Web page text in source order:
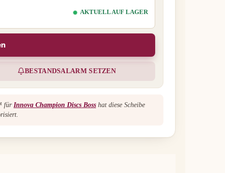
AKTUELL AUF LAGER
BESTANDSALARM SETZEN
für Innova Champion Discs Boss hat diese Scheibe